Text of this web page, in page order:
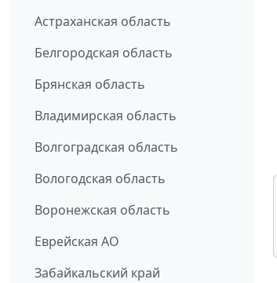
Астраханская область
Белгородская область
Брянская область
Владимирская область
Волгоградская область
Вологодская область
Воронежская область
Еврейская АО
Забайкальский край